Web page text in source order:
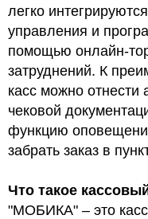
легко
управления и
помощью онлайн-
затруднений. К
касс можно отнести
чековой
функцию
забрать заказ в
Что такое
"МОБИКА" – это